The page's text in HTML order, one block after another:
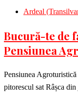
Ardeal
Bucură-te de
Pensiunea
Pensiunea
pitorescul sat Râșca